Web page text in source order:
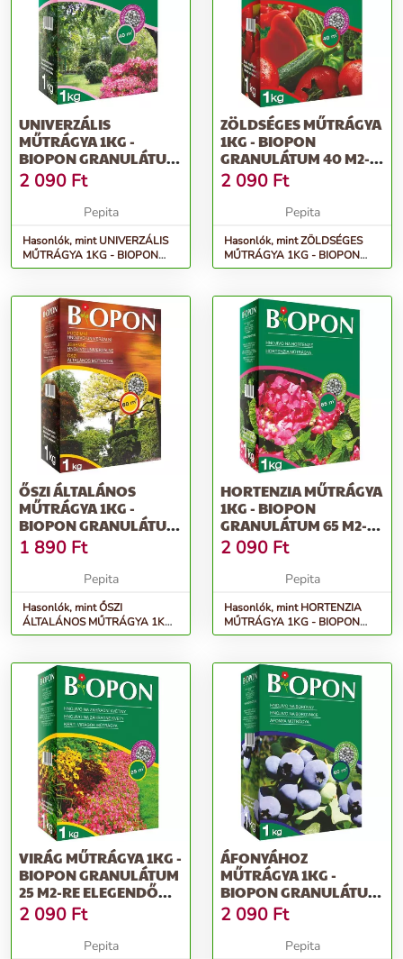
UNIVERZÁLIS
MŰTRÁGYA 1KG -
BIOPON GRANULÁTUM
40 M2-RE ELEGENDŐ
TÖ...
2 090 Ft
Pepita
Hasonlók, mint UNIVERZÁLIS
MŰTRÁGYA 1KG - BIOPON
granulátum 40 m2-re elegendő
ZÖLDSÉGES MŰTRÁGYA
1KG - BIOPON
GRANULÁTUM 40 M2-
RE ELEGENDŐ TÖBB...
2 090 Ft
Pepita
Hasonlók, mint ZÖLDSÉGES
MŰTRÁGYA 1KG - BIOPON
granulátum 40 m2-re elegendő
ŐSZI ÁLTALÁNOS
MŰTRÁGYA 1KG -
BIOPON GRANULÁTUM
50 M2-RE ELEGENDŐ...
1 890 Ft
Pepita
Hasonlók, mint ŐSZI
ÁLTALÁNOS MŰTRÁGYA 1KG
- BIOPON granulátum 50 m2-re
HORTENZIA MŰTRÁGYA
1KG - BIOPON
GRANULÁTUM 65 M2-
RE ELEGENDŐ TÖBB...
2 090 Ft
Pepita
Hasonlók, mint HORTENZIA
MŰTRÁGYA 1KG - BIOPON
granulátum 65 m2-re elegendő
VIRÁG MŰTRÁGYA 1KG -
BIOPON GRANULÁTUM
25 M2-RE ELEGENDŐ
TÖBBKOMP...
2 090 Ft
Pepita
ÁFONYÁHOZ
MŰTRÁGYA 1KG -
BIOPON GRANULÁTUM
50 M2-RE ELEGENDŐ
TÖBB...
2 090 Ft
Pepita